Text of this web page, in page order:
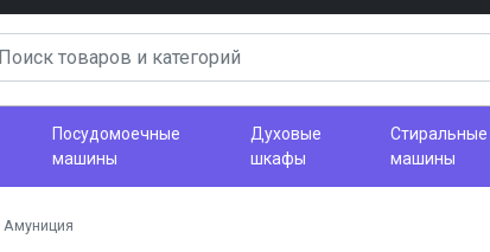
Посудомоечные
машины
Духовые
шкафы
Стиральные
машины
Амуниция